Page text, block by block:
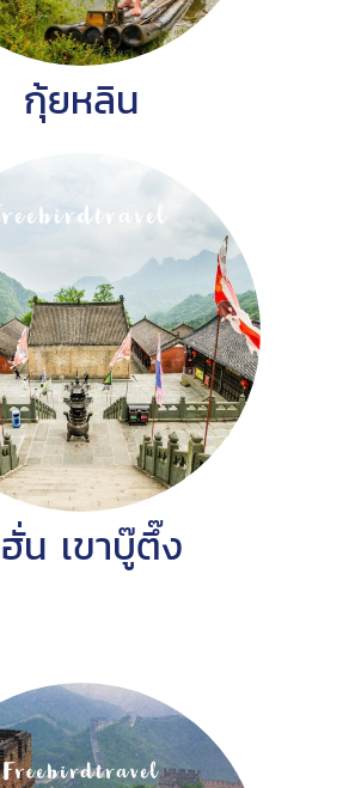
กุ้ยหลิน
น เขาบู๊ตึ๊ง